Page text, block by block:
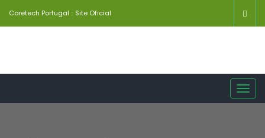
Coretech Portugal :: Site Oficial